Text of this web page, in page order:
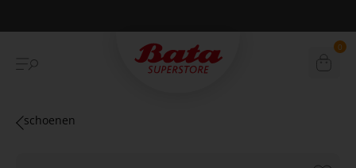
Betaal achteraf met Klarna 0
schoenen